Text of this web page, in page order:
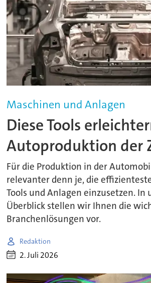
Maschinen und Anlagen
Diese Tools
Autoproduktion der
Für die Produktion in der
relevanter denn je, die
Tools und Anlagen einzusetzen. In
Überblick stellen wir Ihnen die
Branchenlösungen vor.
Redaktion
2. Juli 2026